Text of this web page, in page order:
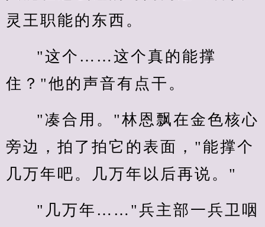
灵王职能的东西。
"这个……这个真的能撑
住？"他的声音有点干。
"凑合用。"林恩飘在金色核心
旁边，拍了拍它的表面，"能撑个
几万年吧。几万年以后再说。"
"几万年……"兵主部一兵卫咽